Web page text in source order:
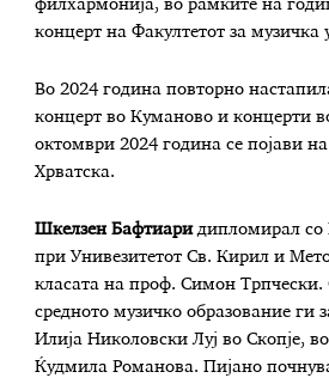
филхармонија, во рамките на
концерт на Факултетот за музичка
Во 2024 година повторно
концерт во Куманово и концерти
октомври 2024 година се појави
Хрватска.
Шкелзен Бафтиаридипломирал
при Унивезитетот Св. Кирил и
класата на проф. Симон Трпчески.
средното музичко образование
Илија Николовски Луј во Скопје,
Ќудмила Романова. Пијано